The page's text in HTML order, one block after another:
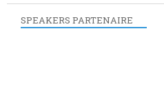
SPEAKERS PARTENAIRE